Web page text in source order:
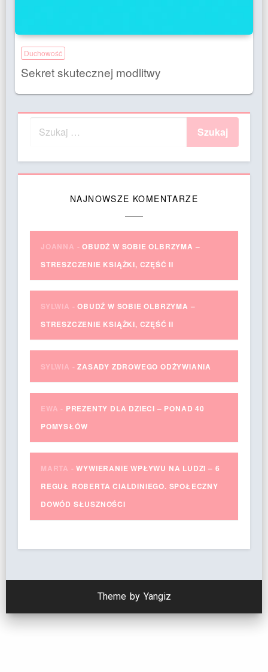
Duchowość
Sekret skutecznej modlitwy
NAJNOWSZE KOMENTARZE
JOANNA -OBUDŹ W SOBIE OLBRZYMA –
STRESZCZENIE KSIĄŻKI, CZĘŚĆ II
SYLWIA -OBUDŹ W SOBIE OLBRZYMA –
STRESZCZENIE KSIĄŻKI, CZĘŚĆ II
SYLWIA -ZASADY ZDROWEGO ODŻYWIANIA
EWA - PREZENTY DLA DZIECI – PONAD 40
POMYSŁÓW
MARTA -WYWIERANIE WPŁYWU NA LUDZI – 6
REGUŁ ROBERTA CIALDINIEGO. SPOŁECZNY
DOWÓD SŁUSZNOŚCI
Theme by Yangiz